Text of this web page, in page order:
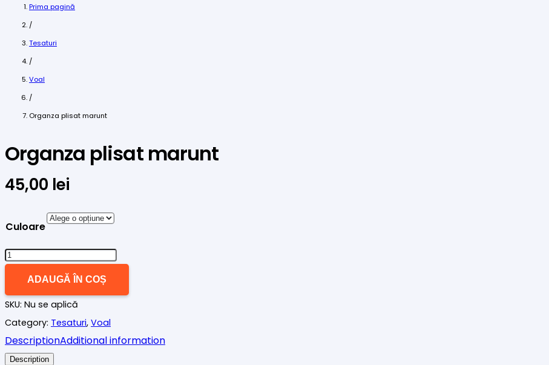
Prima pagină
/
Tesaturi
/
Voal
/
Organza plisat marunt
Organza plisat marunt
45,00 lei
Culoare
Cantitate
Organza
plisat
marunt
ADAUGĂ ÎN COȘ
SKU: Nu se aplică
Category: Tesaturi, Voal
DescriptionAdditional information
Description